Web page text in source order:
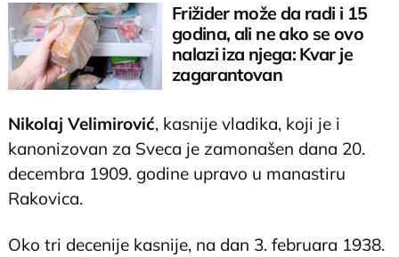
Frižider može da radi i 15
godina, ali ne ako se ovo
nalazi iza njega: Kvar je
zagarantovan
Nikolaj Velimirović, kasnije vladika, koji je i
kanonizovan za Sveca je zamonašen dana 20.
decembra 1909. godine upravo u manastiru
Rakovica.
Oko tri decenije kasnije, na dan 3. februara 1938.